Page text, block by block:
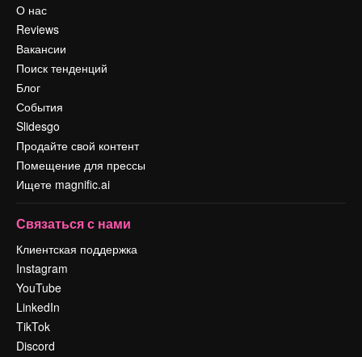
О нас
Reviews
Вакансии
Поиск тенденций
Блог
События
Slidesgo
Продайте свой контент
Помещение для прессы
Ищете magnific.ai
Связаться с нами
Клиентская поддержка
Instagram
YouTube
LinkedIn
TikTok
Discord